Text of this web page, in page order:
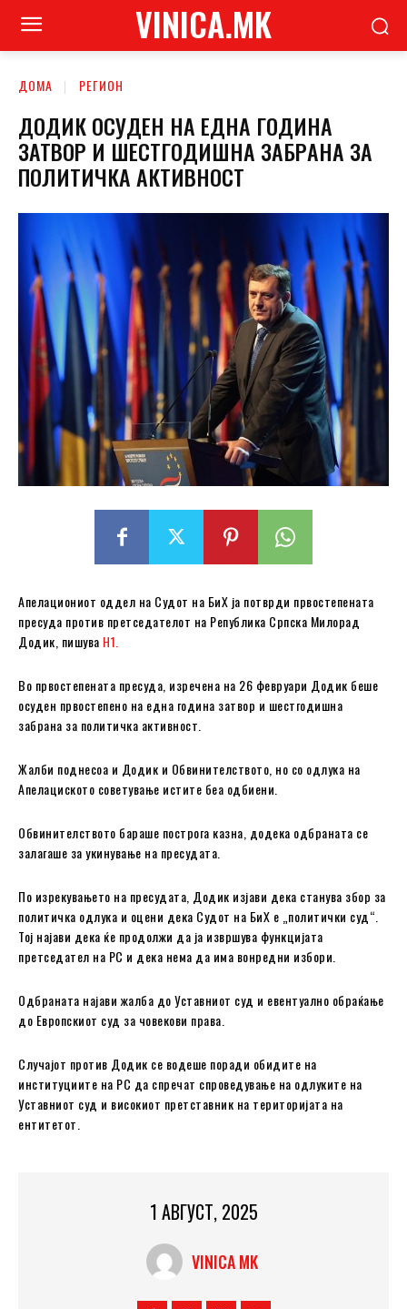
VINICA.MK
ДОМА РЕГИОН
ДОДИК ОСУДЕН НА ЕДНА ГОДИНА
ЗАТВОР И ШЕСТГОДИШНА ЗАБРAНА ЗА
ПОЛИТИЧКА АКТИВНОСТ
Апелациониот оддел на Судот на БиХ ја потврди првостепената
пресуда против претседателот на Република Српска Милорад
Додик, пишува Н1.
Во првостепената пресуда, изречена на 26 февруари Додик беше
осуден првостепено на една година затвор и шестгодишна
забрана за политичка активност.
Жалби поднесоа и Додик и Обвинителството, но со одлука на
Апелациското советување истите беа одбиени.
Обвинителството бараше построга казна, додека одбраната се
залагаше за укинување на пресудата.
По изрекувањето на пресудата, Додик изјави дека станува збор за
политичка одлука и оцени дека Судот на БиХ е „политички суд“.
Тој најави дека ќе продолжи да ја извршува функцијата
претседател на РС и дека нема да има вонредни избори.
Одбраната најави жалба до Уставниот суд и евентуално обраќање
до Европскиот суд за човекови права.
Случајот против Додик се водеше поради обидите на
институциите на РС да спречат спроведување на одлуките на
Уставниот суд и високиот претставник на територијата на
ентитетот.
1 АВГУСТ, 2025
VINICA MK